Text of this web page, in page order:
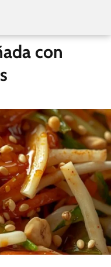
con